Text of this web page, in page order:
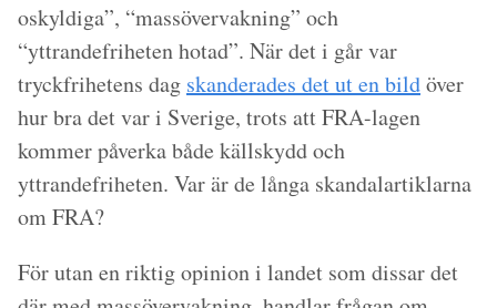
oskyldiga”, “massövervakning” och
“yttrandefriheten hotad”. När det i går var
tryckfrihetens dag skanderades det ut en bildöver
hur bra det var i Sverige, trots att FRA-lagen
kommer påverka både källskydd och
yttrandefriheten. Var är de långa skandalartiklarna
om FRA?
För utan en riktig opinion i landet som dissar det